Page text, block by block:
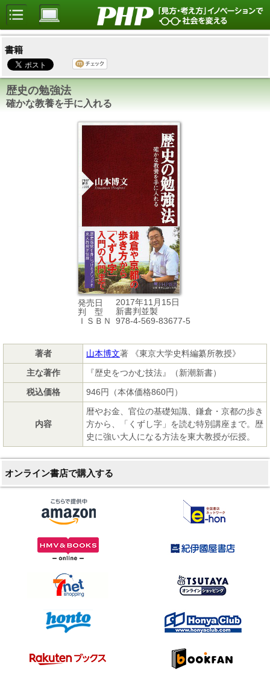
書籍
歴史の勉強法
確かな教養を手に入れる
発売日
2017年11月15日
判 型
新書判並製
ＩＳＢＮ
978-4-569-83677-5
著者 山本博文著 《東京大学史料編纂所教授》
主な著作
『歴史をつかむ技法』（新潮新書）
税込価格
946円（本体価格860円）
内容
暦やお金、官位の基礎知識、鎌倉・京都の歩き
方から、「くずし字」を読む特別講座まで。歴
史に強い大人になる方法を東大教授が伝授。
オンライン書店で購入する